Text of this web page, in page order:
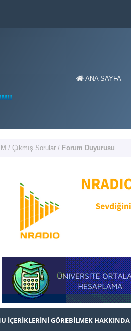
ANA SAYFA
/ Çıkmış Sorular / Forum Duyurusu
İÇERİKLERİNİ GÖREBİLMEK HAKKINDA